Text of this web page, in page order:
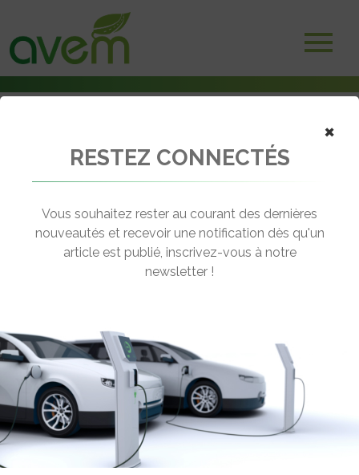
Bientôt un Ford Transit électrique à pile hydrogène ?
← Revenir aux actualités
ÉLECTRIQUE À PILE HYDROGÈNE ?
Rédigé par Philippe Schwoerer le 16 Mai 2023 à 06:00
0 commentaires
×
RESTEZ CONNECTÉS
Vous souhaitez rester au courant des dernières
nouveautés et recevoir une notification dès qu'un
article est publié, inscrivez-vous à notre
newsletter !